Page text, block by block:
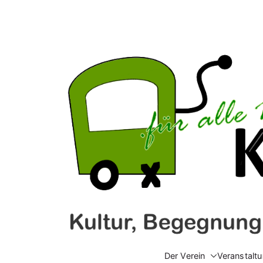
Der Verein